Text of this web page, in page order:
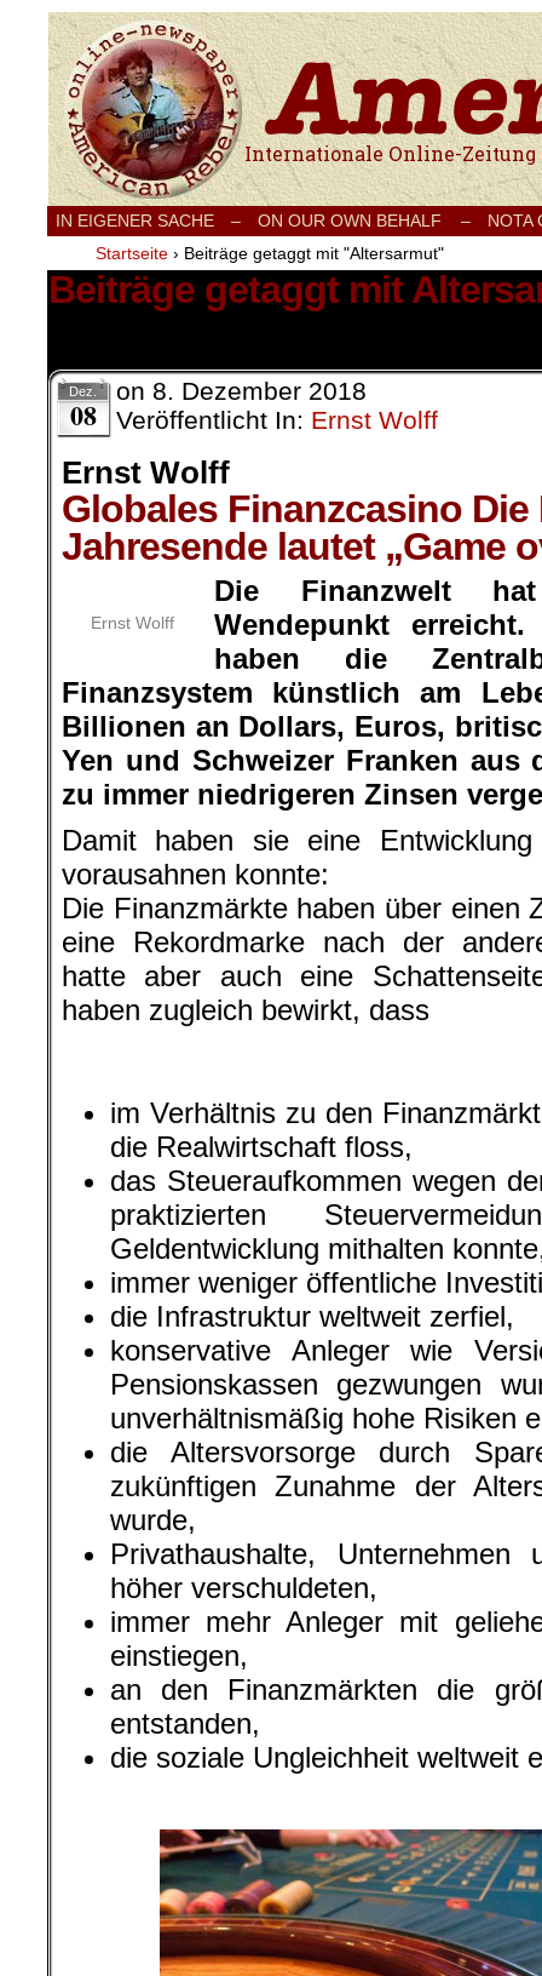
Internationale Onlinezeitung für Frieden,
IN EIGENER SACHE – ON OUR OWN BEHALF –
NOTA
Startseite › Beiträge getaggt mit "Altersarmut"
Beiträge getaggt mit
Dez.
08
on 8. Dezember 2018
Veröffentlicht In: Ernst Wolff
Ernst Wolff
Globales Finanzcasino
Jahresende lautet „Game
Ernst Wolff
Die Finanzwelt
Wendepunkt
haben die
Finanzsystem künstlich am
Billionen an Dollars, Euros,
Yen und Schweizer Franken aus
zu immer niedrigeren Zinsen
Damit haben sie eine
vorausahnen konnte:
Die Finanzmärkte haben über einen
eine Rekordmarke nach der
hatte aber auch eine
haben zugleich bewirkt, dass
im Verhältnis zu den
die Realwirtschaft floss,
das Steueraufkommen wegen
praktizierten
Geldentwicklung mithalten
immer weniger öffentliche
die Infrastruktur weltweit zerfiel,
konservative Anleger wie
Pensionskassen gezwungen
unverhältnismäßig hohe Risiken
die Altersvorsorge durch
zukünftigen Zunahme der
wurde,
Privathaushalte,
höher verschuldeten,
immer mehr Anleger mit
einstiegen,
an den Finanzmärkten die
entstanden,
die soziale Ungleichheit weltweit